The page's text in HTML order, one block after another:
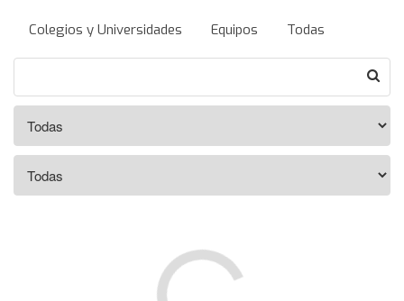
Colegios y Universidades Equipos Todas